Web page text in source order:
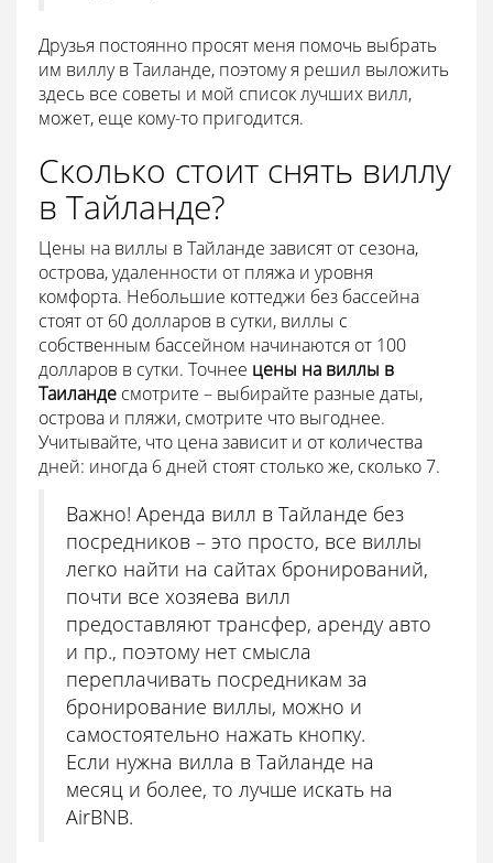
Друзья постоянно просят меня помочь выбрать
им виллу в Таиланде, поэтому я решил выложить
здесь все советы и мой список лучших вилл,
может, еще кому-то пригодится.
Сколько стоит снять виллу
в Тайланде?
Цены на виллы в Тайланде зависят от сезона,
острова, удаленности от пляжа и уровня
комфорта. Небольшие коттеджи без бассейна
стоят от 60 долларов в сутки, виллы с
собственным бассейном начинаются от 100
долларов в сутки. Точнее цены на виллы в
Таиланде смотрите – выбирайте разные даты,
острова и пляжи, смотрите что выгоднее.
Учитывайте, что цена зависит и от количества
дней: иногда 6 дней стоят столько же, сколько 7.
Важно! Аренда вилл в Тайланде без
посредников – это просто, все виллы
легко найти на сайтах бронирований,
почти все хозяева вилл
предоставляют трансфер, аренду авто
и пр., поэтому нет смысла
переплачивать посредникам за
бронирование виллы, можно и
самостоятельно нажать кнопку.
Если нужна вилла в Тайланде на
месяц и более, то лучше искать на
AirBNB.